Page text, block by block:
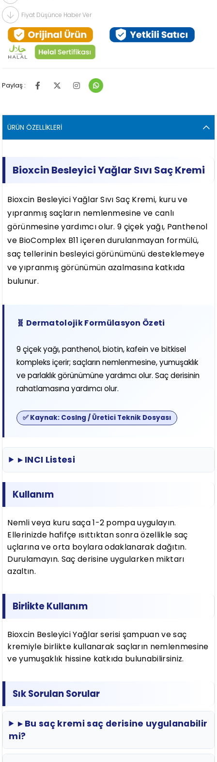
Fiyat Düşünce Haber Ver
Paylaş :
ÜRÜN ÖZELLIKLERI
Bioxcin Besleyici Yağlar Sıvı Saç Kremi
Bioxcin Besleyici Yağlar Sıvı Saç Kremi, kuru ve
yıpranmış saçların nemlenmesine ve canlı
görünmesine yardımcı olur. 9 çiçek yağı, Panthenol
ve BioComplex B11 içeren durulanmayan formülü,
saç tellerinin besleyici görünümünü desteklemeye
ve yıpranmış görünümün azalmasına katkıda
bulunur.
🧬 Dermatolojik Formülasyon Özeti
9 çiçek yağı, panthenol, biotin, kafein ve bitkisel
kompleks içerir; saçların nemlenmesine, yumuşaklık
ve parlaklık görünümüne yardımcı olur. Saç derisinin
rahatlamasına yardımcı olur.
✅ Kaynak: CosIng / Üretici Teknik Dosyası
▸ INCI Listesi
Kullanım
Nemli veya kuru saça 1-2 pompa uygulayın.
Ellerinizde hafifçe ısıttıktan sonra özellikle saç
uçlarına ve orta boylara odaklanarak dağıtın.
Durulamayın. Saç derisine uygularken miktarı
azaltın.
Birlikte Kullanım
Bioxcin Besleyici Yağlar serisi şampuan ve saç
kremiyle birlikte kullanarak saçların nemlenmesine
ve yumuşaklık hissine katkıda bulunabilirsiniz.
Sık Sorulan Sorular
▸ Bu saç kremi saç derisine uygulanabilir
mi?